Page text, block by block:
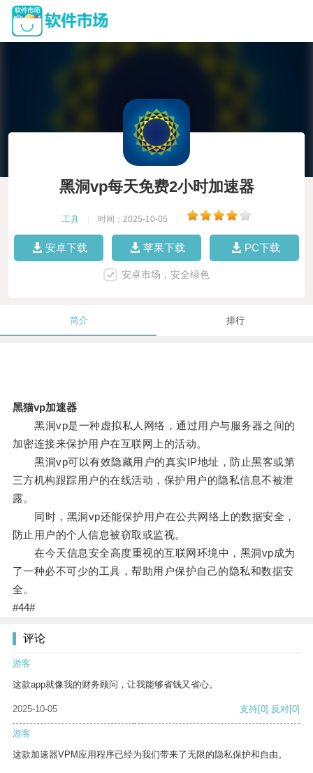
黑洞vp每天免费2小时加速器
工具 时间：2025-10-05
安卓下载 苹果下载 PC下载
安卓市场，安全绿色
简介 排行
黑猫vp加速器
黑洞vp是一种虚拟私人网络，通过用户与服务器之间的
加密连接来保护用户在互联网上的活动。
黑洞vp可以有效隐藏用户的真实IP地址，防止黑客或第
三方机构跟踪用户的在线活动，保护用户的隐私信息不被泄
露。
同时，黑洞vp还能保护用户在公共网络上的数据安全，
防止用户的个人信息被窃取或监视。
在今天信息安全高度重视的互联网环境中，黑洞vp成为
了一种必不可少的工具，帮助用户保护自己的隐私和数据安
全。
#44#
评论
游客
这款app就像我的财务顾问，让我能够省钱又省心。
2025-10-05 支持[0] 反对[0]
游客
这款加速器VPM应用程序已经为我们带来了无限的隐私保护和自由。